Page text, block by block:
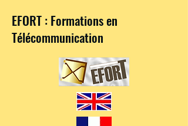
EFORT : Formations en
Télécommunication